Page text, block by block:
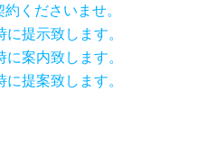
くださいませ。
提示致します。
案内致します。
提案致します。